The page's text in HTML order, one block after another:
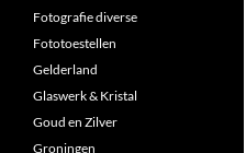
Fotografie diverse
Fototoestellen
Gelderland
Glaswerk & Kristal
Goud en Zilver
Groningen